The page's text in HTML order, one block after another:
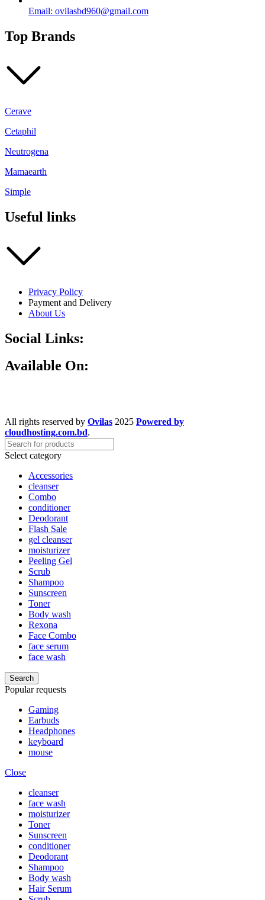
Email: ovilasbd960@gmail.com
Top Brands
Cerave
Cetaphil
Neutrogena
Mamaearth
Simple
Useful links
Privacy Policy
Payment and Delivery
About Us
Social Links:
Available On:
All rights reserved by Ovilas 2025 Powered by
cloudhosting.com.bd.
Select category
Accessories
cleanser
Combo
conditioner
Deodorant
Flash Sale
gel cleanser
moisturizer
Peeling Gel
Scrub
Shampoo
Sunscreen
Toner
Body wash
Rexona
Face Combo
face serum
face wash
Search
Popular requests
Gaming
Earbuds
Headphones
keyboard
mouse
Close
cleanser
face wash
moisturizer
Toner
Sunscreen
conditioner
Deodorant
Shampoo
Body wash
Hair Serum